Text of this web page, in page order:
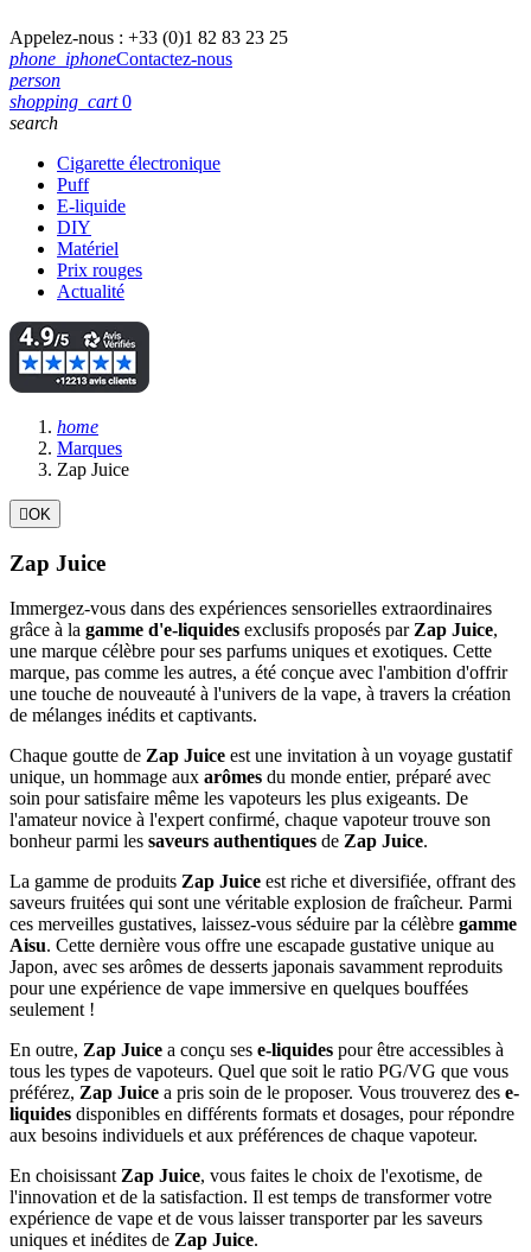
Appelez-nous : +33 (0)1 82 83 23 25
phone_iphoneContactez-nous
person
shopping_cart 0
search
Cigarette électronique
Puff
E-liquide
DIY
Matériel
Prix rouges
Actualité
home
Marques
Zap Juice
Filtres:
Effacer les filtres
Catégories
DIY
Arômes
Aisu
E-liquide
Aisu
Prix
€
€
Voir les Produits41
OK
Zap Juice
Immergez-vous dans des expériences sensorielles extraordinaires
grâce à la gamme d'e-liquides exclusifs proposés parZap Juice,
une marque célèbre pour ses parfums uniques et exotiques. Cette
marque, pas comme les autres, a été conçue avec l'ambition d'offrir
une touche de nouveauté à l'univers de la vape, à travers la création
de mélanges inédits et captivants.
Chaque goutte de Zap Juice est une invitation à un voyage gustatif
unique, un hommage aux arômes du monde entier, préparé avec
soin pour satisfaire même les vapoteurs les plus exigeants. De
l'amateur novice à l'expert confirmé, chaque vapoteur trouve son
bonheur parmi les saveurs authentiques de Zap Juice.
La gamme de produits Zap Juice est riche et diversifiée, offrant des
saveurs fruitées qui sont une véritable explosion de fraîcheur. Parmi
ces merveilles gustatives, laissez-vous séduire par la célèbre gamme
Aisu. Cette dernière vous offre une escapade gustative unique au
Japon, avec ses arômes de desserts japonais savamment reproduits
pour une expérience de vape immersive en quelques bouffées
seulement !
En outre, Zap Juice a conçu ses e-liquides pour être accessibles à
tous les types de vapoteurs. Quel que soit le ratio PG/VG que vous
préférez, Zap Juice a pris soin de le proposer. Vous trouverez des e-
liquides disponibles en différents formats et dosages, pour répondre
aux besoins individuels et aux préférences de chaque vapoteur.
En choisissantZap Juice, vous faites le choix de l'exotisme, de
l'innovation et de la satisfaction. Il est temps de transformer votre
expérience de vape et de vous laisser transporter par les saveurs
uniques et inédites de Zap Juice.